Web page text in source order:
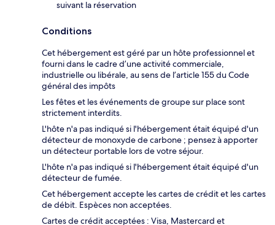
suivant la réservation
Conditions
Cet hébergement est géré par un hôte professionnel et
fourni dans le cadre d’une activité commerciale,
industrielle ou libérale, au sens de l’article 155 du Code
général des impôts
Les fêtes et les événements de groupe sur place sont
strictement interdits.
L'hôte n'a pas indiqué si l'hébergement était équipé d'un
détecteur de monoxyde de carbone ; pensez à apporter
un détecteur portable lors de votre séjour.
L'hôte n'a pas indiqué si l'hébergement était équipé d'un
détecteur de fumée.
Cet hébergement accepte les cartes de crédit et les cartes
de débit. Espèces non acceptées.
Cartes de crédit acceptées : Visa, Mastercard et